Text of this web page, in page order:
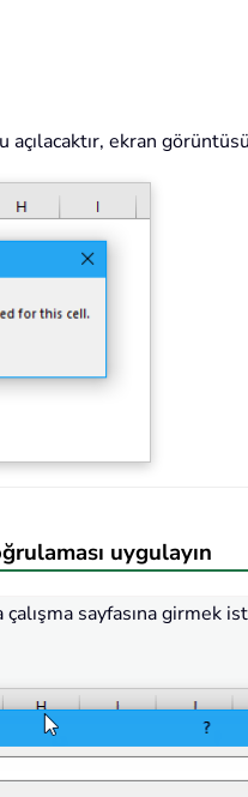
ekran
uygulayın
çalışma sayfasına girmek